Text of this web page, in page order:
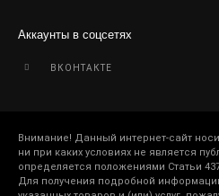
Аккаунты в соцсетях
ВКОНТАКТЕ
Внимание! Данный интернет-сайт
ни при каких условиях не является
определяется положениями Статьи
Для получения подробной